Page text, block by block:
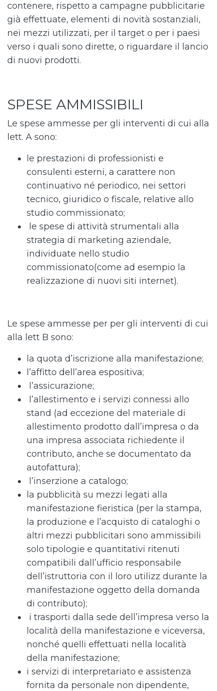
contenere, rispetto a campagne pubblicitarie
già effettuate, elementi di novità sostanziali,
nei mezzi utilizzati, per il target o per i paesi
verso i quali sono dirette, o riguardare il lancio
di nuovi prodotti.
SPESE AMMISSIBILI
Le spese ammesse per gli interventi di cui alla
lett. A sono:
le prestazioni di professionisti e
consulenti esterni, a carattere non
continuativo né periodico, nei settori
tecnico, giuridico o fiscale, relative allo
studio commissionato;
le spese di attività strumentali alla
strategia di marketing aziendale,
individuate nello studio
commissionato(come ad esempio la
realizzazione di nuovi siti internet).
Le spese ammesse per per gli interventi di cui
alla lett B sono:
la quota d’iscrizione alla manifestazione;
l’affitto dell’area espositiva;
l’assicurazione;
l’allestimento e i servizi connessi allo
stand (ad eccezione del materiale di
allestimento prodotto dall’impresa o da
una impresa associata richiedente il
contributo, anche se documentato da
autofattura);
l’inserzione a catalogo;
la pubblicità su mezzi legati alla
manifestazione fieristica (per la stampa,
la produzione e l’acquisto di cataloghi o
altri mezzi pubblicitari sono ammissibili
solo tipologie e quantitativi ritenuti
compatibili dall’ufficio responsabile
dell’istruttoria con il loro utilizz durante la
manifestazione oggetto della domanda
di contributo);
i trasporti dalla sede dell’impresa verso la
località della manifestazione e viceversa,
nonché quelli effettuati nella località
della manifestazione;
i servizi di interpretariato e assistenza
fornita da personale non dipendente,